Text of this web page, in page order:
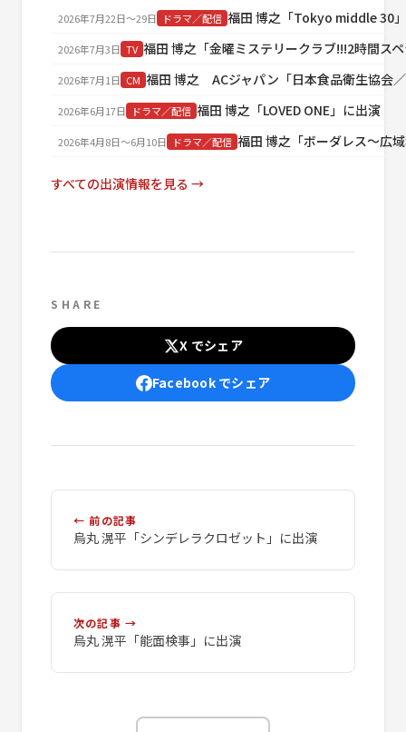
2026年7月22日〜29日 ドラマ／配信 福田 博之「Tokyo middle 30
2026年7月3日 TV 福田 博之「金曜ミステリークラブ!!!2時間ス
2026年7月1日 CM 福田 博之 ACジャパン「日本食品衛生協会
2026年6月17日 ドラマ／配信 福田 博之「LOVED ONE」に出演
2026年4月8日〜6月10日 ドラマ／配信 福田 博之「ボーダレス～広
すべての出演情報を見る →
SHARE
X でシェア
Facebook でシェア
← 前の記事
烏丸 滉平「シンデレラクロゼット」に出演
次の記事 →
烏丸 滉平「能面検事」に出演